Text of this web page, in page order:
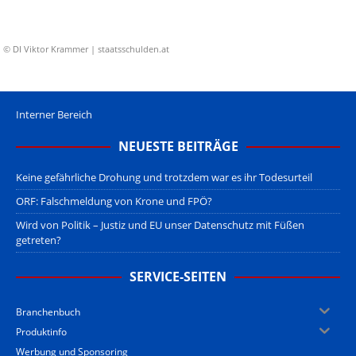
© DI Viktor Krammer | staatsschulden.at
Interner Bereich
NEUESTE BEITRÄGE
Keine gefährliche Drohung und trotzdem war es ihr Todesurteil
ORF: Falschmeldung von Krone und FPÖ?
Wird von Politik – Justiz und EU unser Datenschutz mit Füßen
getreten?
SERVICE-SEITEN
Branchenbuch
Produktinfo
Werbung und Sponsoring